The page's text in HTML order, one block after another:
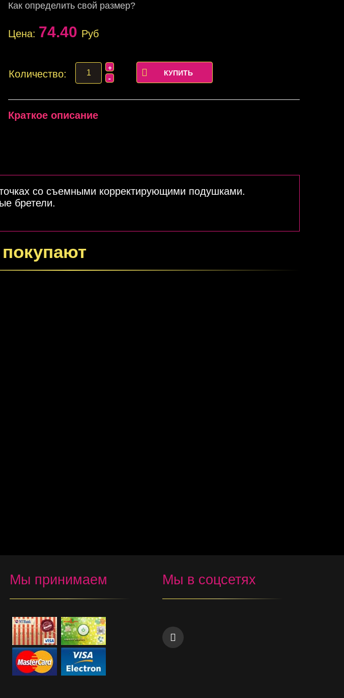
Как определить свой размер?
Цена: 74.40 Руб
Количество:
Краткое описание
со съемными корректирующими подушками.
бретели.
Мы принимаем Мы в соцсетях